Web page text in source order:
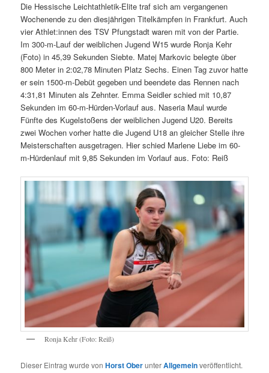
Die Hessische Leichtathletik-Elite traf sich am vergangenen
Wochenende zu den diesjährigen Titelkämpfen in Frankfurt. Auch
vier Athlet:innen des TSV Pfungstadt waren mit von der Partie.
Im 300-m-Lauf der weiblichen Jugend W15 wurde Ronja Kehr
(Foto) in 45,39 Sekunden Siebte. Matej Markovic belegte über
800 Meter in 2:02,78 Minuten Platz Sechs. Einen Tag zuvor hatte
er sein 1500-m-Debüt gegeben und beendete das Rennen nach
4:31,81 Minuten als Zehnter. Emma Seidler schied mit 10,87
Sekunden im 60-m-Hürden-Vorlauf aus. Naseria Maul wurde
Fünfte des Kugelstoßens der weiblichen Jugend U20. Bereits
zwei Wochen vorher hatte die Jugend U18 an gleicher Stelle ihre
Meisterschaften ausgetragen. Hier schied Marlene Liebe im 60-
m-Hürdenlauf mit 9,85 Sekunden im Vorlauf aus. Foto: Reiß
Ronja Kehr (Foto: Reiß)
Dieser Eintrag wurde vonHorst OberunterAllgemeinveröffentlicht.